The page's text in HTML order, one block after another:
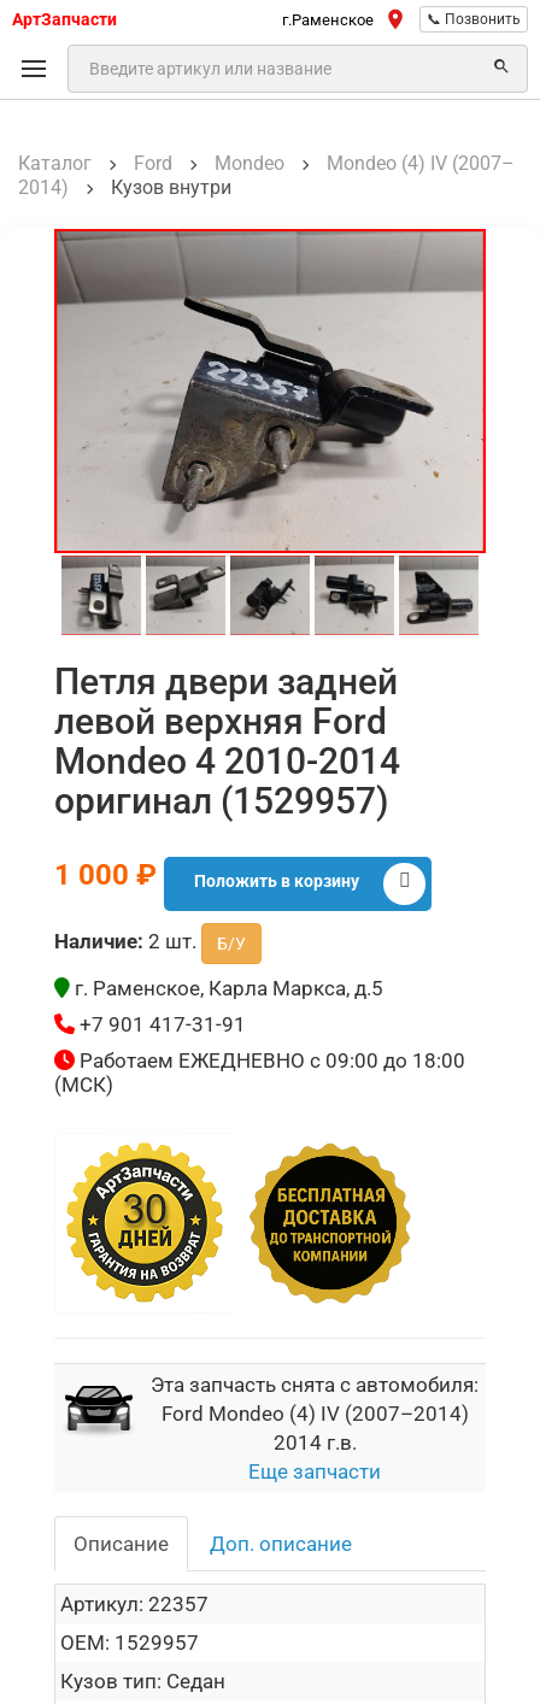
АртЗапчасти г.Раменское 📞 Позвонить
Каталог Ford Mondeo
Mondeo (4) IV (2007–
2014)
Кузов внутри
Петля двери задней
левой верхняя Ford
Mondeo 4 2010-2014
оригинал (1529957)
1 000 ₽ Положить в корзину
Наличие: 2 шт. Б/У
г. Раменское, Карла Маркса, д.5
+7 901 417-31-91
Работаем ЕЖЕДНЕВНО с 09:00 до 18:00
(МСК)
Эта запчасть снята с автомобиля:
Ford Mondeo (4) IV (2007–2014)
2014 г.в.
Еще запчасти
Описание Доп. описание
Артикул: 22357
OEM: 1529957
Кузов тип: Седан